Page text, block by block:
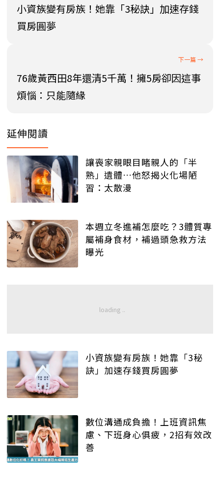
小資族變有房族！她靠「3秘訣」加速存錢
買房圓夢
76歲黃西田8年還清5千萬！擁5房卻因這事
煩惱：只能隨緣
延伸閱讀
讓喪家親眼目睹親人的「半
熟」遺體…他怒揭火化場陋
習：太散漫
本週立冬進補怎麼吃？3體質專
屬補身食材，補過頭急救方法
曝光
小資族變有房族！她靠「3秘
訣」加速存錢買房圓夢
數位溝通成負擔！上班資訊焦
慮、下班身心俱疲，2招有效改
善